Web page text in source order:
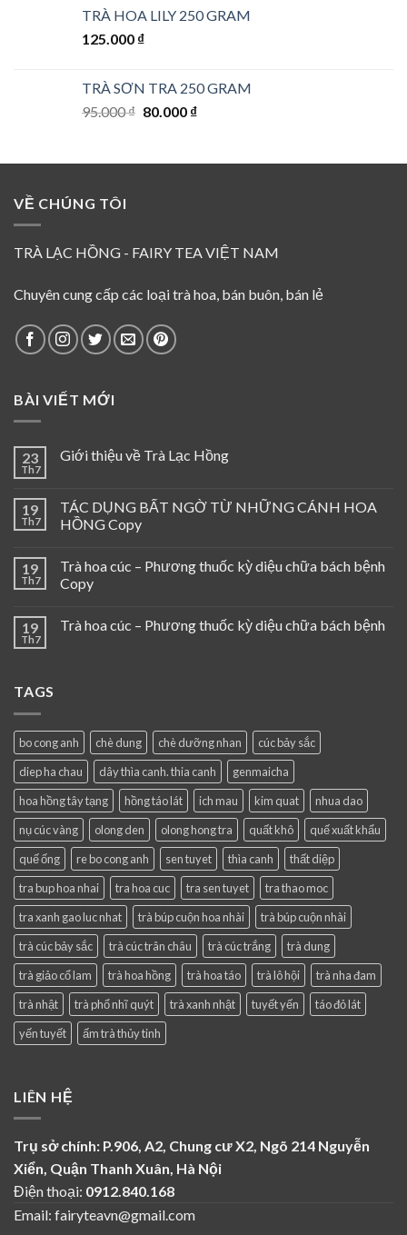
sao
là:
tại
TRÀ HOA LILY 250 GRAM
125.000 ₫
TRÀ SƠN TRA 250 GRAM
95.000₫ Giá
95.000 ₫.
80.000 ₫Giá
là:
VỀ CHÚNG TÔI
TRÀ LẠC HỒNG - FAIRY TEA VIỆT NAM
Chuyên cung cấp các loại trà hoa, bán buôn, bán lẻ
BÀI VIẾT MỚI
23
Th7
Giới thiệu về Trà Lạc Hồng
19
Th7
TÁC DỤNG BẤT NGỜ TỪ NHỮNG CÁNH HOA
HỒNG Copy
19
Th7
Trà hoa cúc – Phương thuốc kỳ diệu chữa bách bệnh
Copy
19
Th7
Trà hoa cúc – Phương thuốc kỳ diệu chữa bách bệnh
TAGS
bo cong anh chè dung chè dưỡng nhan
cúc bảy sắc
diep ha chau
dây thìa canh. thia canh
genmaicha
hoa hồng tây tạng
hồng táo lát ich mau kim quat
nhua dao
nụ cúc vàng
olong den olong hong tra quất khô
quế xuất khẩu
quế ống
re bo cong anh sen tuyet thìa canh
thất diệp
tra bup hoa nhai
tra hoa cuc tra sen tuyet
tra thao moc
tra xanh gao luc nhat
trà búp cuộn hoa nhài
trà búp cuộn nhài
trà cúc bảy sắc
trà cúc trân châu trà cúc trắng
trà dung
trà giảo cổ lam
trà hoa hồng trà hoa táo trà lô hội
trà nha đam
trà nhật
trà phổ nhĩ quýt trà xanh nhật tuyết yến
táo đỏ lát
yến tuyết
ấm trà thủy tinh
LIÊN HỆ
Trụ sở chính: P.906, A2, Chung cư X2, Ngõ 214 Nguyễn
Xiển, Quận Thanh Xuân, Hà Nội
Điện thoại: 0912.840.168
Email: fairyteavn@gmail.com